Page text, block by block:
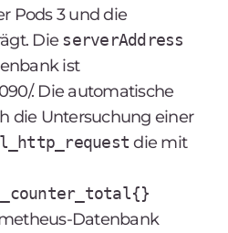
Pods 3 und die
Die serverAddress
ist
. Die automatische
die Untersuchung einer
die mit
Datenbank